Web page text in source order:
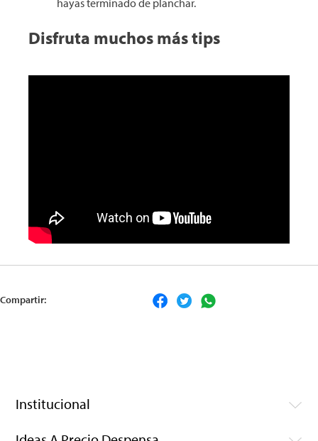
hayas terminado de planchar.
Disfruta muchos más tips
Compartir:
Institucional